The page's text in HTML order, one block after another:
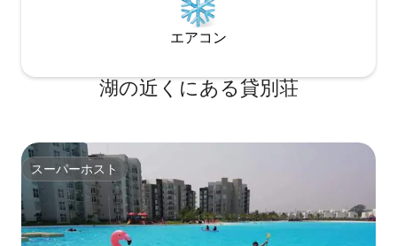
エアコン
湖の近くにある貸別荘
スーパーホスト
スーパーホスト